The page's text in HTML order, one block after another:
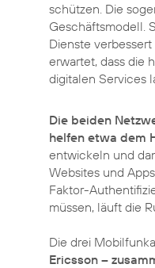
schützen. Die
Geschäftsmodell.
Dienste
erwartet, dass die
digitalen Services
Die beiden
helfen etwa dem
entwickeln und
Websites und
Faktor-
müssen, läuft die
Die drei
Ericsson –